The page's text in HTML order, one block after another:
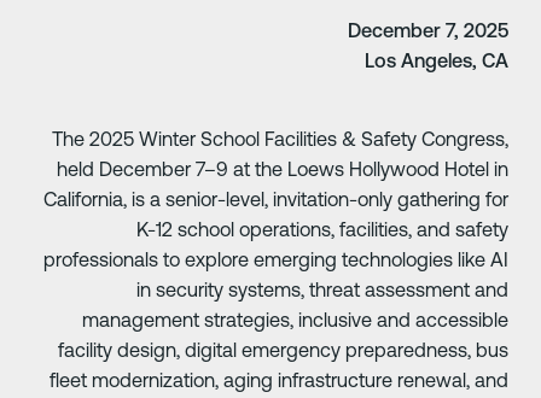
December 7,
Los Angeles,
The 2025 Winter School Facilities & Safety
held December 7–9 at the Loews Hollywood Hotel
California, is a senior-level, invitation-only gathering
K-12 school operations, facilities, and
professionals to explore emerging technologies like
in security systems, threat assessment
management strategies, inclusive and
facility design, digital emergency preparedness,
fleet modernization, aging infrastructure renewal,